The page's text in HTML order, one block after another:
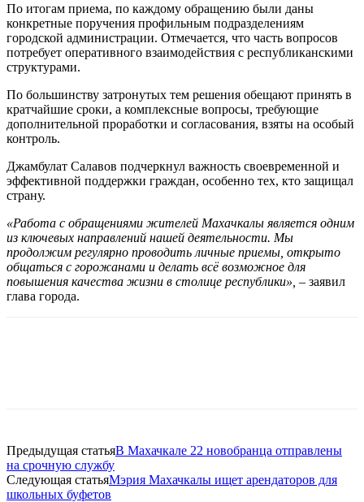
По итогам приема, по каждому обращению были даны
конкретные поручения профильным подразделениям
городской администрации. Отмечается, что часть вопросов
потребует оперативного взаимодействия с республиканскими
структурами.
По большинству затронутых тем решения обещают принять в
кратчайшие сроки, а комплексные вопросы, требующие
дополнительной проработки и согласования, взяты на особый
контроль.
Джамбулат Салавов подчеркнул важность своевременной и
эффективной поддержки граждан, особенно тех, кто защищал
страну.
«Работа с обращениями жителей Махачкалы является одним
из ключевых направлений нашей деятельности. Мы
продолжим регулярно проводить личные приемы, открыто
общаться с горожанами и делать всё возможное для
повышения качества жизни в столице республики», – заявил
глава города.
Предыдущая статьяВ Махачкале 22 новобранца отправлены
на срочную службу
Следующая статьяМэрия Махачкалы ищет арендаторов для
школьных буфетов